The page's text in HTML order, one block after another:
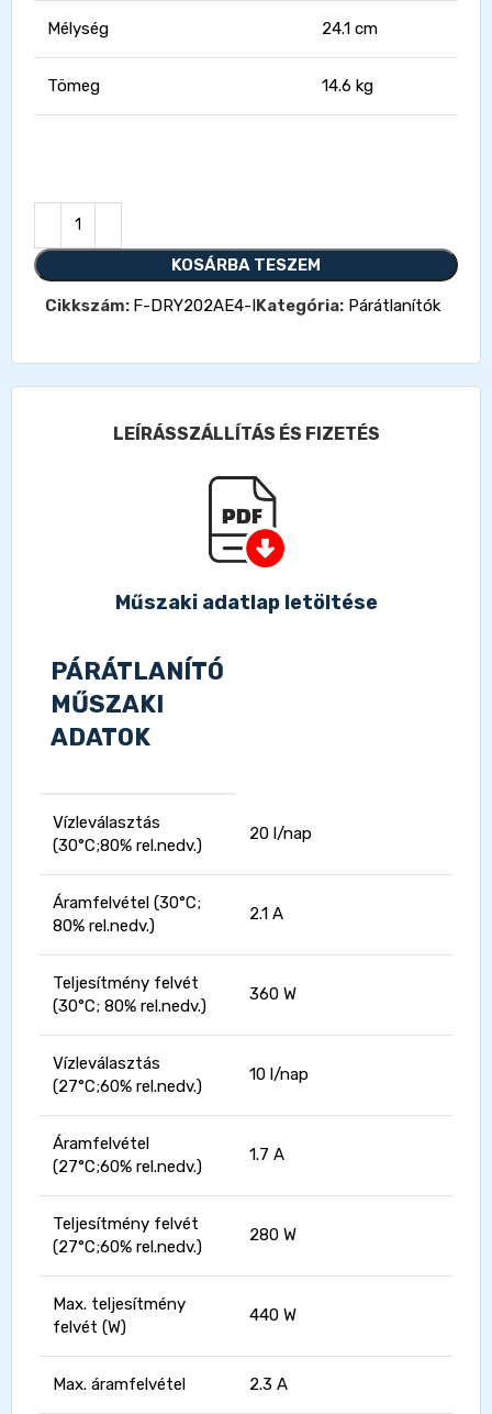
Mélység 24.1 cm
Tömeg 14.6 kg
KOSÁRBA TESZEM
Cikkszám: F-DRY202AE4-IKategória: Párátlanítók
LEÍRÁSSZÁLLÍTÁS ÉS FIZETÉS
Műszaki adatlap letöltése
PÁRÁTLANÍTÓ
MŰSZAKI
ADATOK
Vízleválasztás
(30°C;80% rel.nedv.)
20 l/nap
Áramfelvétel (30°C;
80% rel.nedv.)
2.1 A
Teljesítmény felvét
(30°C; 80% rel.nedv.)
360 W
Vízleválasztás
(27°C;60% rel.nedv.)
10 l/nap
Áramfelvétel
(27°C;60% rel.nedv.)
1.7 A
Teljesítmény felvét
(27°C;60% rel.nedv.)
280 W
Max. teljesítmény
felvét (W)
440 W
Max. áramfelvétel 2.3 A